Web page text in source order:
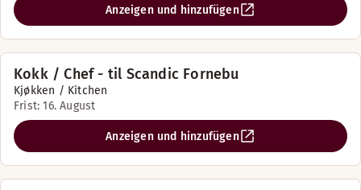
Anzeigen und hinzufügen
Kokk / Chef - til Scandic Fornebu
Kjøkken / Kitchen
Frist: 16. August
Anzeigen und hinzufügen